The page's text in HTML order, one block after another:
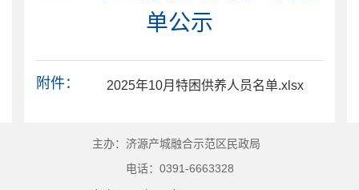
单公示
附件： 2025年10月特困供养人员名单.xlsx
主办：济源产城融合示范区民政局
电话：0391-6663328